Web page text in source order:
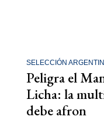
SELECCIÓN
Peligra el
Licha: la
debe afron